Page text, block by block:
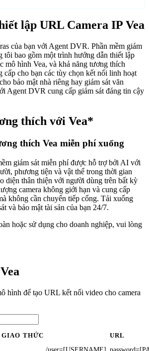
lập URL Camera IP Vea
của bạn với Agent DVR. Phần mềm giám
tôi bao gồm một trình hướng dẫn thiết lập
mô hình Vea, và khả năng tương thích
cho bạn các tùy chọn kết nối linh hoạt
bảo mật nhà riêng hay giám sát văn
Agent DVR cung cấp giám sát đáng tin cậy
thích với Vea*
thích Vea miễn phí xuống
giám sát miễn phí được hỗ trợ bởi AI với
phương tiện và vật thể trong thời gian
diện thân thiện với người dùng trên bất kỳ
camera không giới hạn và cung cấp
không cần chuyển tiếp cổng. Tải xuống
và bảo mật tài sản của bạn 24/7.
hoặc sử dụng cho doanh nghiệp, vui lòng
hình để tạo URL kết nối video cho camera
GIAO THỨC URL